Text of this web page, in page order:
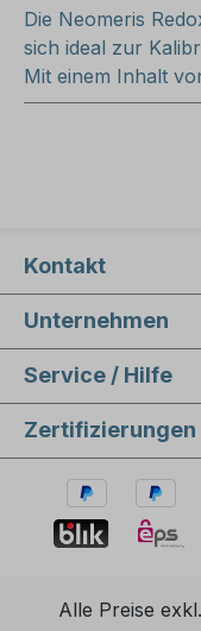
Die Neomeris
sich ideal zur
Mit einem Inhalt
Kontakt
Unternehmen
Service / Hilfe
Zertifizierungen
Alle Preise